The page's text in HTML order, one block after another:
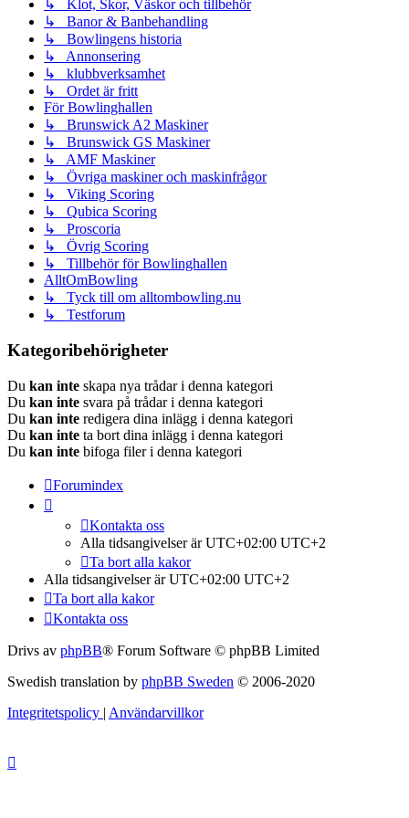
↳ Klot, Skor, Väskor och tillbehör
↳ Banor & Banbehandling
↳ Bowlingens historia
↳ Annonsering
↳ klubbverksamhet
↳ Ordet är fritt
För Bowlinghallen
↳ Brunswick A2 Maskiner
↳ Brunswick GS Maskiner
↳ AMF Maskiner
↳ Övriga maskiner och maskinfrågor
↳ Viking Scoring
↳ Qubica Scoring
↳ Proscoria
↳ Övrig Scoring
↳ Tillbehör för Bowlinghallen
AlltOmBowling
↳ Tyck till om alltombowling.nu
↳ Testforum
Kategoribehörigheter
Du kan inte skapa nya trådar i denna kategori
Du kan inte svara på trådar i denna kategori
Du kan inte redigera dina inlägg i denna kategori
Du kan inte ta bort dina inlägg i denna kategori
Du kan inte bifoga filer i denna kategori
Forumindex
Kontakta oss
Alla tidsangivelser är UTC+02:00 UTC+2
Ta bort alla kakor
Alla tidsangivelser är UTC+02:00 UTC+2
Ta bort alla kakor
Kontakta oss
Drivs av phpBB® Forum Software © phpBB Limited
Swedish translation by phpBB Sweden © 2006-2020
Integritetspolicy | Användarvillkor